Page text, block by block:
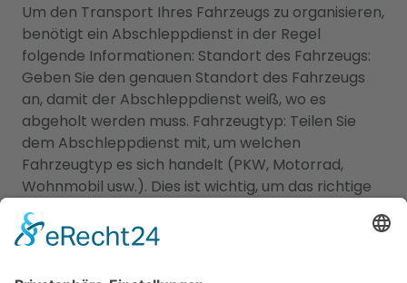
Um den Transport Ihres Fahrzeugs zu organisieren,
benötigt ein Abschleppdienst in der Regel
folgende Informationen: Standort des Fahrzeugs:
Geben Sie den genauen Standort des Fahrzeugs
an, damit der Abschleppdienst weiß, wo es
abgeholt werden muss. Fahrzeugtyp: Teilen Sie
dem Abschleppdienst mit, um welchen
Fahrzeugtyp es sich handelt (PKW, Motorrad,
Wohnmobil usw.). Dies ist wichtig, um das richtige
Abschleppfahrzeug und die passende Ausrüstung
bereitzustellen. Zustand des Fahrzeugs: Geben Sie
an, ob das Fahrzeug fahrbereit ist oder nicht. Falls